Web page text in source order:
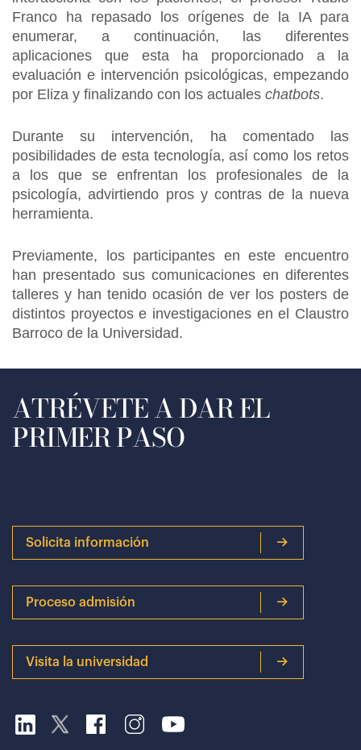
Franco ha repasado los orígenes de la IA para
enumerar, a continuación, las diferentes
aplicaciones que esta ha proporcionado a la
evaluación e intervención psicológicas, empezando
por Eliza y finalizando con los actuales chatbots.
Durante su intervención, ha comentado las
posibilidades de esta tecnología, así como los retos
a los que se enfrentan los profesionales de la
psicología, advirtiendo pros y contras de la nueva
herramienta.
Previamente, los participantes en este encuentro
han presentado sus comunicaciones en diferentes
talleres y han tenido ocasión de ver los posters de
distintos proyectos e investigaciones en el Claustro
Barroco de la Universidad.
ATRÉVETE A DAR EL
PRIMER PASO
Solicita información
Proceso admisión
Visita la universidad